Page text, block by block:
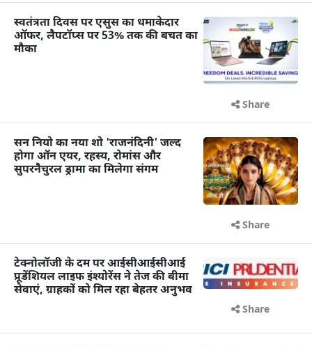
स्वतंत्रता दिवस पर एसुस का धमाकेदार
ऑफर, लैपटॉप्स पर 53% तक की बचत का
मौका
Share
सन नियो का नया शो 'राजनंदिनी' जल्द
होगा ऑन एयर, रहस्य, रोमांस और
सुपरनैचुरल ड्रामा का मिलेगा संगम
Share
टेक्नोलॉजी के दम पर आईसीआईसीआई
प्रूडेंशियल लाइफ इंश्योरेंस ने तेज की बीमा
सेवाएं, ग्राहकों को मिल रहा बेहतर अनुभव
Share